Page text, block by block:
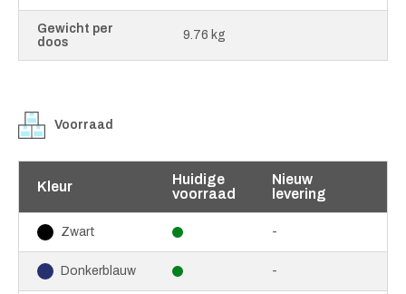
Gewicht per
doos
9.76 kg
Voorraad
Kleur
Huidige
voorraad
Nieuw
levering
Zwart -
Donkerblauw -